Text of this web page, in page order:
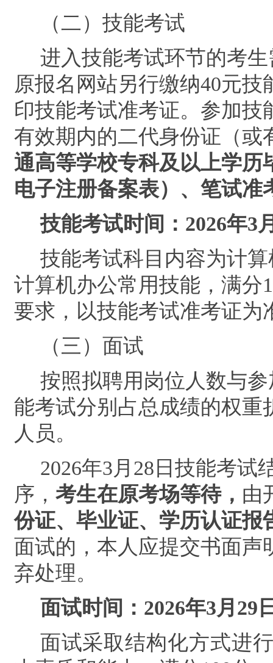
（二）技能考试
进入技能考试环节的考生
原报名网站另行缴纳40元技
印技能考试准考证。 参加技
有效期内的二代身份证（或
通高等学校专科及以上学历
电子注册备案表）、笔试准
技能考试时间： 2026年3
技能考试科目内容为计
计算机办公常用技能，满分
要求，以技能考试准考证为
（ 三 ） 面试
按照拟聘用岗位人数与
能考试分别占总成绩的权重
人员。
2026年3月 28 日 技能考试
序 ， 考生在原考场等待， 由
份证、毕业证、学历认证报
面试的，本人应提交书面声
弃处理。
面试时间： 2026年3月 29
面试采取结构化方式进